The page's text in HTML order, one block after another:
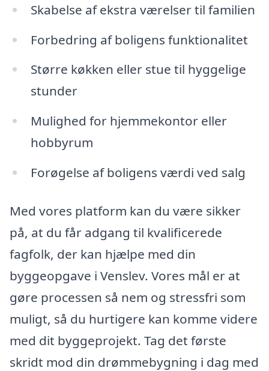
Skabelse af ekstra værelser til familien
Forbedring af boligens funktionalitet
Større køkken eller stue til hyggelige
stunder
Mulighed for hjemmekontor eller
hobbyrum
Forøgelse af boligens værdi ved salg
Med vores platform kan du være sikker
på, at du får adgang til kvalificerede
fagfolk, der kan hjælpe med din
byggeopgave i Venslev. Vores mål er at
gøre processen så nem og stressfri som
muligt, så du hurtigere kan komme videre
med dit byggeprojekt. Tag det første
skridt mod din drømmebygning i dag med